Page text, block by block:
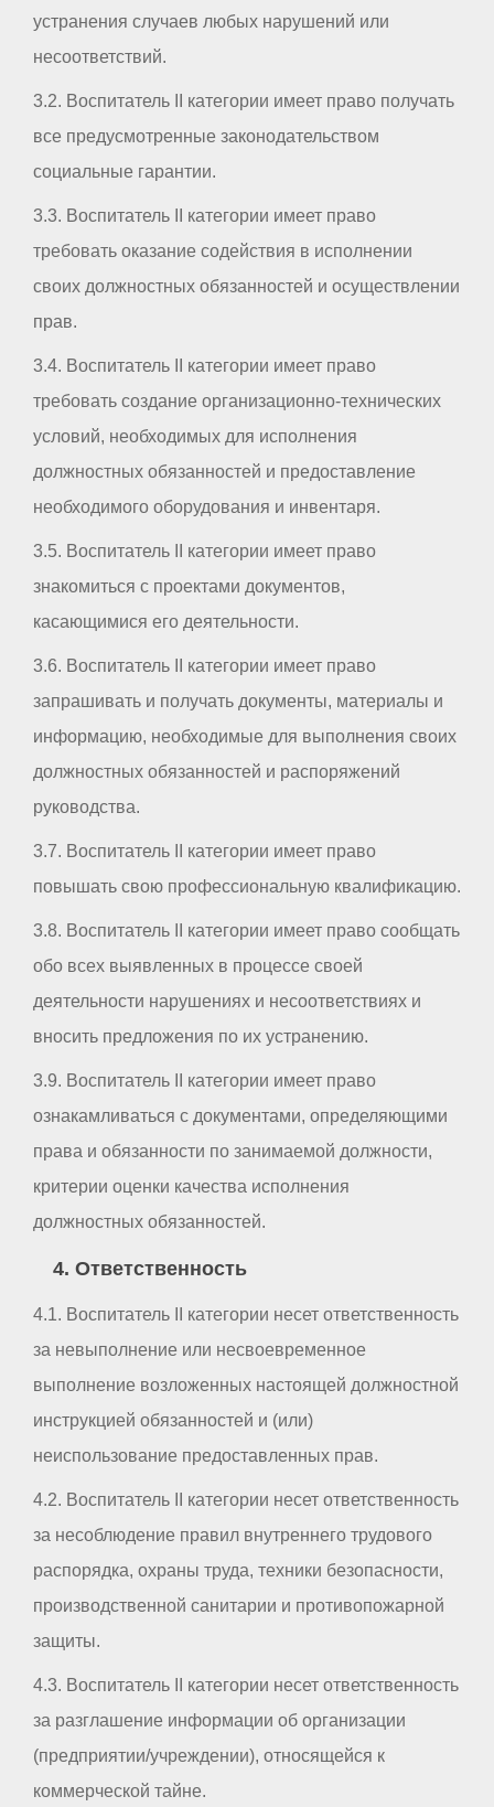
устранения случаев любых нарушений или
несоответствий.
3.2. Воспитатель II категории имеет право получать
все предусмотренные законодательством
социальные гарантии.
3.3. Воспитатель II категории имеет право
требовать оказание содействия в исполнении
своих должностных обязанностей и осуществлении
прав.
3.4. Воспитатель II категории имеет право
требовать создание организационно-технических
условий, необходимых для исполнения
должностных обязанностей и предоставление
необходимого оборудования и инвентаря.
3.5. Воспитатель II категории имеет право
знакомиться с проектами документов,
касающимися его деятельности.
3.6. Воспитатель II категории имеет право
запрашивать и получать документы, материалы и
информацию, необходимые для выполнения своих
должностных обязанностей и распоряжений
руководства.
3.7. Воспитатель II категории имеет право
повышать свою профессиональную квалификацию.
3.8. Воспитатель II категории имеет право сообщать
обо всех выявленных в процессе своей
деятельности нарушениях и несоответствиях и
вносить предложения по их устранению.
3.9. Воспитатель II категории имеет право
ознакамливаться с документами, определяющими
права и обязанности по занимаемой должности,
критерии оценки качества исполнения
должностных обязанностей.
4. Ответственность
4.1. Воспитатель II категории несет ответственность
за невыполнение или несвоевременное
выполнение возложенных настоящей должностной
инструкцией обязанностей и (или)
неиспользование предоставленных прав.
4.2. Воспитатель II категории несет ответственность
за несоблюдение правил внутреннего трудового
распорядка, охраны труда, техники безопасности,
производственной санитарии и противопожарной
защиты.
4.3. Воспитатель II категории несет ответственность
за разглашение информации об организации
(предприятии/учреждении), относящейся к
коммерческой тайне.